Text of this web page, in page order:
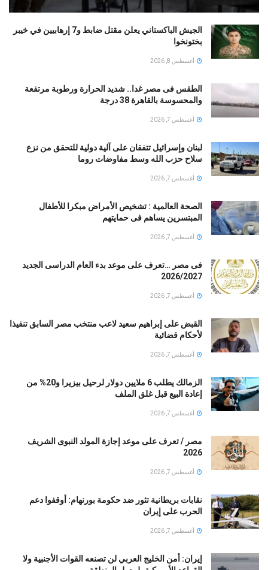
الجيش الباكستاني يعلن مقتل ضابط و7 إرهابيين في خيبر
بختونخوا
أغسطس 8, 2026
الطقس فى مصر غدا.. شديد الحرارة ورطوبة مرتفعة
والمحسوسة بالقاهرة 38 درجة
أغسطس 7, 2026
لبنان وإسرائيل تتفقان على آلية دولية للتحقق من نزع
سلاح حزب الله وسط مفاوضات روما
أغسطس 7, 2026
الصحة العالمية : تشخيص الأمراض مبكرا للأطفال
المبتسرين يساهم فى حمايتهم
أغسطس 7, 2026
فى مصر …تعرف على موعد بدء العام الدراسى الجديد
2026/2027
أغسطس 7, 2026
القبض على إبراهيم سعيد لاعب منتخب مصر السابق تنفيذا
لأحكام قضائية
أغسطس 7, 2026
الزمالك يطلب 6 ملايين دولار لرحيل بيزيرا و20% من
إعادة البيع قبل غلق الملف
أغسطس 7, 2026
مصر / تعرف على موعد إجازة المولد النبوى الشريف
2026
أغسطس 7, 2026
نقابات بريطانية تثور ضد حكومة بورنهام: أوقفوا دعم
الحرب على إيران
أغسطس 7, 2026
إيران: أمن الخليج العربي لن تصنعه القوات الأجنبية ولا